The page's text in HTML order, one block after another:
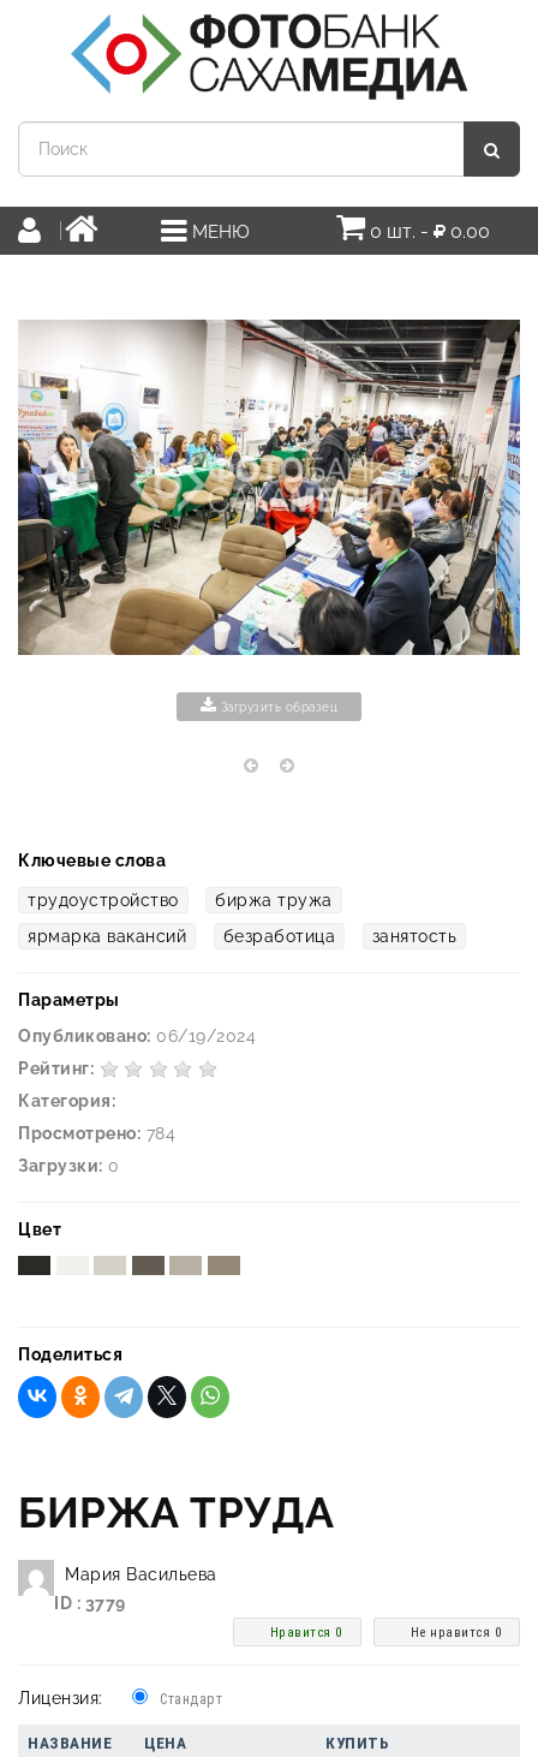
МЕНЮ 0 шт. - 0.00
Загрузить образец
Ключевые слова
трудоустройство
биржа тружа
ярмарка вакансий
безработица занятость
Параметры
Опубликовано: 06/19/2024
Рейтинг:
Категория:
Просмотрено: 784
Загрузки: 0
Цвет
Поделиться
БИРЖА ТРУДА
Мария Васильева
ID : 3779
Не нравится 0
Нравится 0
Лицензия: Стандарт
НАЗВАНИЕ ЦЕНА
КУПИТЬ